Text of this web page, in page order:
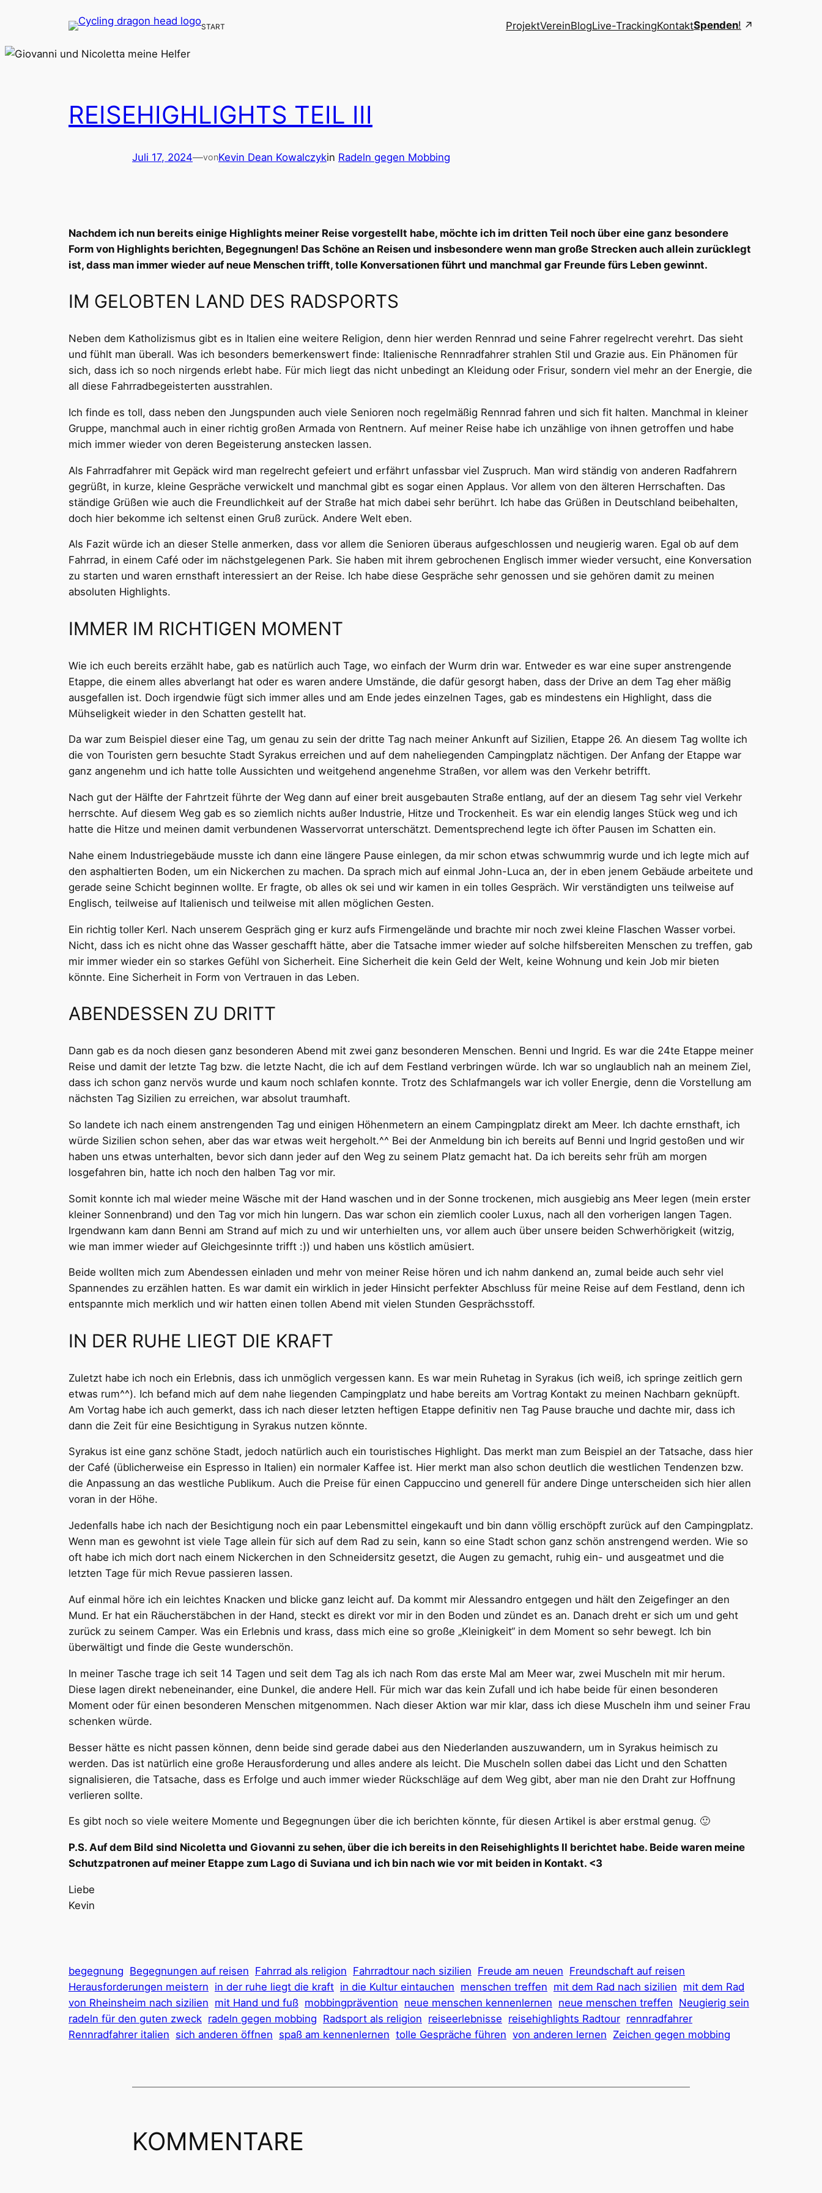
springen
START ProjektVereinBlogLive-TrackingKontaktSpenden!
REISEHIGHLIGHTS TEIL III
Juli 17, 2024—vonKevin Dean Kowalczykin Radeln gegen Mobbing
Nachdem ich nun bereits einige Highlights meiner Reise vorgestellt habe, möchte ich im dritten Teil noch über eine ganz besondere
Form von Highlights berichten, Begegnungen! Das Schöne an Reisen und insbesondere wenn man große Strecken auch allein zurücklegt
ist, dass man immer wieder auf neue Menschen trifft, tolle Konversationen führt und manchmal gar Freunde fürs Leben gewinnt.
IM GELOBTEN LAND DES RADSPORTS
Neben dem Katholizismus gibt es in Italien eine weitere Religion, denn hier werden Rennrad und seine Fahrer regelrecht verehrt. Das sieht
und fühlt man überall. Was ich besonders bemerkenswert finde: Italienische Rennradfahrer strahlen Stil und Grazie aus. Ein Phänomen für
sich, dass ich so noch nirgends erlebt habe. Für mich liegt das nicht unbedingt an Kleidung oder Frisur, sondern viel mehr an der Energie, die
all diese Fahrradbegeisterten ausstrahlen.
Ich finde es toll, dass neben den Jungspunden auch viele Senioren noch regelmäßig Rennrad fahren und sich fit halten. Manchmal in kleiner
Gruppe, manchmal auch in einer richtig großen Armada von Rentnern. Auf meiner Reise habe ich unzählige von ihnen getroffen und habe
mich immer wieder von deren Begeisterung anstecken lassen.
Als Fahrradfahrer mit Gepäck wird man regelrecht gefeiert und erfährt unfassbar viel Zuspruch. Man wird ständig von anderen Radfahrern
gegrüßt, in kurze, kleine Gespräche verwickelt und manchmal gibt es sogar einen Applaus. Vor allem von den älteren Herrschaften. Das
ständige Grüßen wie auch die Freundlichkeit auf der Straße hat mich dabei sehr berührt. Ich habe das Grüßen in Deutschland beibehalten,
doch hier bekomme ich seltenst einen Gruß zurück. Andere Welt eben.
Als Fazit würde ich an dieser Stelle anmerken, dass vor allem die Senioren überaus aufgeschlossen und neugierig waren. Egal ob auf dem
Fahrrad, in einem Café oder im nächstgelegenen Park. Sie haben mit ihrem gebrochenen Englisch immer wieder versucht, eine Konversation
zu starten und waren ernsthaft interessiert an der Reise. Ich habe diese Gespräche sehr genossen und sie gehören damit zu meinen
absoluten Highlights.
IMMER IM RICHTIGEN MOMENT
Wie ich euch bereits erzählt habe, gab es natürlich auch Tage, wo einfach der Wurm drin war. Entweder es war eine super anstrengende
Etappe, die einem alles abverlangt hat oder es waren andere Umstände, die dafür gesorgt haben, dass der Drive an dem Tag eher mäßig
ausgefallen ist. Doch irgendwie fügt sich immer alles und am Ende jedes einzelnen Tages, gab es mindestens ein Highlight, dass die
Mühseligkeit wieder in den Schatten gestellt hat.
Da war zum Beispiel dieser eine Tag, um genau zu sein der dritte Tag nach meiner Ankunft auf Sizilien, Etappe 26. An diesem Tag wollte ich
die von Touristen gern besuchte Stadt Syrakus erreichen und auf dem naheliegenden Campingplatz nächtigen. Der Anfang der Etappe war
ganz angenehm und ich hatte tolle Aussichten und weitgehend angenehme Straßen, vor allem was den Verkehr betrifft.
Nach gut der Hälfte der Fahrtzeit führte der Weg dann auf einer breit ausgebauten Straße entlang, auf der an diesem Tag sehr viel Verkehr
herrschte. Auf diesem Weg gab es so ziemlich nichts außer Industrie, Hitze und Trockenheit. Es war ein elendig langes Stück weg und ich
hatte die Hitze und meinen damit verbundenen Wasservorrat unterschätzt. Dementsprechend legte ich öfter Pausen im Schatten ein.
Nahe einem Industriegebäude musste ich dann eine längere Pause einlegen, da mir schon etwas schwummrig wurde und ich legte mich auf
den asphaltierten Boden, um ein Nickerchen zu machen. Da sprach mich auf einmal John-Luca an, der in eben jenem Gebäude arbeitete und
gerade seine Schicht beginnen wollte. Er fragte, ob alles ok sei und wir kamen in ein tolles Gespräch. Wir verständigten uns teilweise auf
Englisch, teilweise auf Italienisch und teilweise mit allen möglichen Gesten.
Ein richtig toller Kerl. Nach unserem Gespräch ging er kurz aufs Firmengelände und brachte mir noch zwei kleine Flaschen Wasser vorbei.
Nicht, dass ich es nicht ohne das Wasser geschafft hätte, aber die Tatsache immer wieder auf solche hilfsbereiten Menschen zu treffen, gab
mir immer wieder ein so starkes Gefühl von Sicherheit. Eine Sicherheit die kein Geld der Welt, keine Wohnung und kein Job mir bieten
könnte. Eine Sicherheit in Form von Vertrauen in das Leben.
ABENDESSEN ZU DRITT
Dann gab es da noch diesen ganz besonderen Abend mit zwei ganz besonderen Menschen. Benni und Ingrid. Es war die 24te Etappe meiner
Reise und damit der letzte Tag bzw. die letzte Nacht, die ich auf dem Festland verbringen würde. Ich war so unglaublich nah an meinem Ziel,
dass ich schon ganz nervös wurde und kaum noch schlafen konnte. Trotz des Schlafmangels war ich voller Energie, denn die Vorstellung am
nächsten Tag Sizilien zu erreichen, war absolut traumhaft.
So landete ich nach einem anstrengenden Tag und einigen Höhenmetern an einem Campingplatz direkt am Meer. Ich dachte ernsthaft, ich
würde Sizilien schon sehen, aber das war etwas weit hergeholt.^^ Bei der Anmeldung bin ich bereits auf Benni und Ingrid gestoßen und wir
haben uns etwas unterhalten, bevor sich dann jeder auf den Weg zu seinem Platz gemacht hat. Da ich bereits sehr früh am morgen
losgefahren bin, hatte ich noch den halben Tag vor mir.
Somit konnte ich mal wieder meine Wäsche mit der Hand waschen und in der Sonne trockenen, mich ausgiebig ans Meer legen (mein erster
kleiner Sonnenbrand) und den Tag vor mich hin lungern. Das war schon ein ziemlich cooler Luxus, nach all den vorherigen langen Tagen.
Irgendwann kam dann Benni am Strand auf mich zu und wir unterhielten uns, vor allem auch über unsere beiden Schwerhörigkeit (witzig,
wie man immer wieder auf Gleichgesinnte trifft :)) und haben uns köstlich amüsiert.
Beide wollten mich zum Abendessen einladen und mehr von meiner Reise hören und ich nahm dankend an, zumal beide auch sehr viel
Spannendes zu erzählen hatten. Es war damit ein wirklich in jeder Hinsicht perfekter Abschluss für meine Reise auf dem Festland, denn ich
entspannte mich merklich und wir hatten einen tollen Abend mit vielen Stunden Gesprächsstoff.
IN DER RUHE LIEGT DIE KRAFT
Zuletzt habe ich noch ein Erlebnis, dass ich unmöglich vergessen kann. Es war mein Ruhetag in Syrakus (ich weiß, ich springe zeitlich gern
etwas rum^^). Ich befand mich auf dem nahe liegenden Campingplatz und habe bereits am Vortrag Kontakt zu meinen Nachbarn geknüpft.
Am Vortag habe ich auch gemerkt, dass ich nach dieser letzten heftigen Etappe definitiv nen Tag Pause brauche und dachte mir, dass ich
dann die Zeit für eine Besichtigung in Syrakus nutzen könnte.
Syrakus ist eine ganz schöne Stadt, jedoch natürlich auch ein touristisches Highlight. Das merkt man zum Beispiel an der Tatsache, dass hier
der Café (üblicherweise ein Espresso in Italien) ein normaler Kaffee ist. Hier merkt man also schon deutlich die westlichen Tendenzen bzw.
die Anpassung an das westliche Publikum. Auch die Preise für einen Cappuccino und generell für andere Dinge unterscheiden sich hier allen
voran in der Höhe.
Jedenfalls habe ich nach der Besichtigung noch ein paar Lebensmittel eingekauft und bin dann völlig erschöpft zurück auf den Campingplatz.
Wenn man es gewohnt ist viele Tage allein für sich auf dem Rad zu sein, kann so eine Stadt schon ganz schön anstrengend werden. Wie so
oft habe ich mich dort nach einem Nickerchen in den Schneidersitz gesetzt, die Augen zu gemacht, ruhig ein- und ausgeatmet und die
letzten Tage für mich Revue passieren lassen.
Auf einmal höre ich ein leichtes Knacken und blicke ganz leicht auf. Da kommt mir Alessandro entgegen und hält den Zeigefinger an den
Mund. Er hat ein Räucherstäbchen in der Hand, steckt es direkt vor mir in den Boden und zündet es an. Danach dreht er sich um und geht
zurück zu seinem Camper. Was ein Erlebnis und krass, dass mich eine so große „Kleinigkeit“ in dem Moment so sehr bewegt. Ich bin
überwältigt und finde die Geste wunderschön.
In meiner Tasche trage ich seit 14 Tagen und seit dem Tag als ich nach Rom das erste Mal am Meer war, zwei Muscheln mit mir herum.
Diese lagen direkt nebeneinander, eine Dunkel, die andere Hell. Für mich war das kein Zufall und ich habe beide für einen besonderen
Moment oder für einen besonderen Menschen mitgenommen. Nach dieser Aktion war mir klar, dass ich diese Muscheln ihm und seiner Frau
schenken würde.
Besser hätte es nicht passen können, denn beide sind gerade dabei aus den Niederlanden auszuwandern, um in Syrakus heimisch zu
werden. Das ist natürlich eine große Herausforderung und alles andere als leicht. Die Muscheln sollen dabei das Licht und den Schatten
signalisieren, die Tatsache, dass es Erfolge und auch immer wieder Rückschläge auf dem Weg gibt, aber man nie den Draht zur Hoffnung
verlieren sollte.
Es gibt noch so viele weitere Momente und Begegnungen über die ich berichten könnte, für diesen Artikel is aber erstmal genug. 🙂
P.S. Auf dem Bild sind Nicoletta und Giovanni zu sehen, über die ich bereits in den Reisehighlights II berichtet habe. Beide waren meine
Schutzpatronen auf meiner Etappe zum Lago di Suviana und ich bin nach wie vor mit beiden in Kontakt. <3
Liebe
Kevin
begegnung Begegnungen auf reisen Fahrrad als religion Fahrradtour nach sizilien Freude am neuen Freundschaft auf reisen
Herausforderungen meistern in der ruhe liegt die kraft in die Kultur eintauchen menschen treffen mit dem Rad nach sizilien mit dem Rad
von Rheinsheim nach sizilien mit Hand und fuß mobbingprävention neue menschen kennenlernen neue menschen treffen Neugierig sein
radeln für den guten zweck radeln gegen mobbing Radsport als religion reiseerlebnisse reisehighlights Radtour rennradfahrer
Rennradfahrer italien sich anderen öffnen spaß am kennenlernen tolle Gespräche führen von anderen lernen Zeichen gegen mobbing
KOMMENTARE